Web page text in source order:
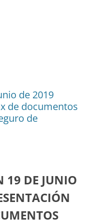
de 2019
de documentos
de
19 DE JUNIO